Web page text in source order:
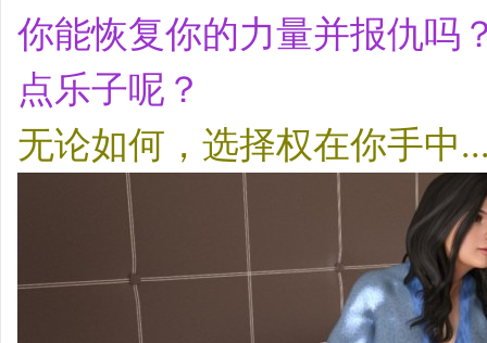
你能恢复你的力量并报仇吗
点乐子呢？
无论如何，选择权在你手中